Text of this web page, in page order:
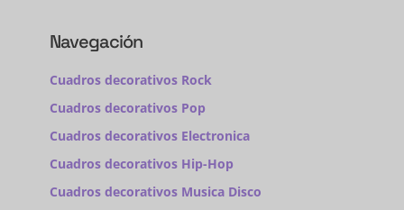
Navegación
Cuadros decorativos Rock
Cuadros decorativos Pop
Cuadros decorativos Electronica
Cuadros decorativos Hip-Hop
Cuadros decorativos Musica Disco